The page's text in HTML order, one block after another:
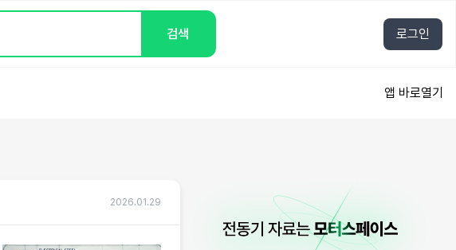
검색 로그인
앱 바로열기
2026.01.29